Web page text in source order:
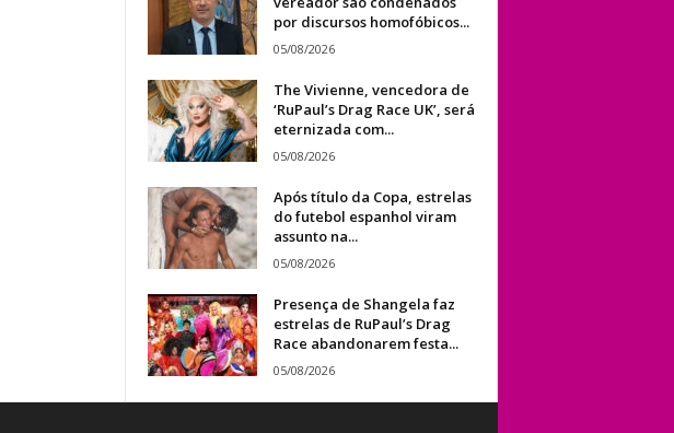
por discursos homofóbicos...
05/08/2026
The Vivienne, vencedora de
‘RuPaul’s Drag Race UK’, será
eternizada com...
05/08/2026
Após título da Copa, estrelas
do futebol espanhol viram
assunto na...
05/08/2026
Presença de Shangela faz
estrelas de RuPaul’s Drag
Race abandonarem festa...
05/08/2026